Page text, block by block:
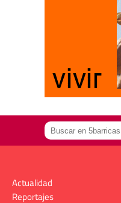
Actualidad
Reportajes